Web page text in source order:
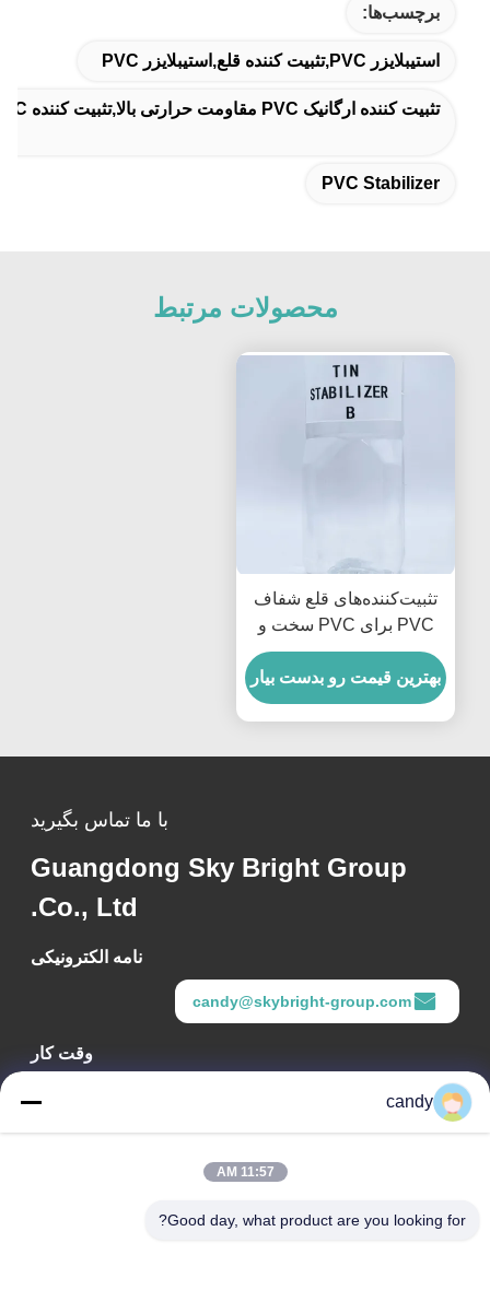
برچسب‌ها:
استیبلایزر PVC,تثبیت کننده قلع,استیبلایزر PVC
تثبیت کننده ارگانیک PVC مقاومت حرارتی بالا,تثبیت کننده PVC مایع,تثبیت کننده ارگانیک قلع
PVC Stabilizer
محصولات مرتبط
تثبیت‌کننده‌های قلع شفاف
PVC برای PVC سخت و
محصولات بسته‌بندی مواد
غذایی
بهترین قیمت رو بدست بیار
با ما تماس بگیرید
Guangdong Sky Bright Group
Co., Ltd.
نامه الکترونیکی
candy@skybright-group.com
وقت کار
آدرس ما
جیهوا، خیابان زومیاو، منطقه چانچنگ، فوشان، گوانگ‌دونگ، چین.
candy
11:57 AM
Good day, what product are you looking for?